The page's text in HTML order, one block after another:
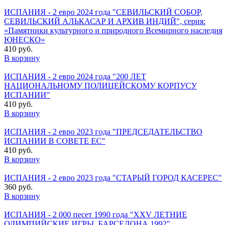
ИСПАНИЯ - 2 евро 2024 года "СЕВИЛЬСКИЙ СОБОР,
СЕВИЛЬСКИЙ АЛЬКАСАР И АРХИВ ИНДИЙ", серия:
«Памятники культурного и природного Всемирного наследия
ЮНЕСКО»
410 руб.
В корзину
ИСПАНИЯ - 2 евро 2024 года "200 ЛЕТ
НАЦИОНАЛЬНОМУ ПОЛИЦЕЙСКОМУ КОРПУСУ
ИСПАНИИ"
410 руб.
В корзину
ИСПАНИЯ - 2 евро 2023 года "ПРЕДСЕДАТЕЛЬСТВО
ИСПАНИИ В СОВЕТЕ ЕС"
410 руб.
В корзину
ИСПАНИЯ - 2 евро 2023 года "СТАРЫЙ ГОРОД КАСЕРЕС"
360 руб.
В корзину
ИСПАНИЯ - 2 000 песет 1990 года "XXV ЛЕТНИЕ